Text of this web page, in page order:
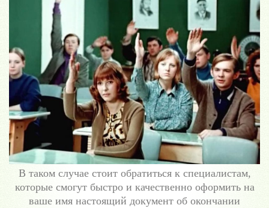
В таком случае стоит обратиться к специалистам,
которые смогут быстро и качественно оформить на
ваше имя настоящий документ об окончании